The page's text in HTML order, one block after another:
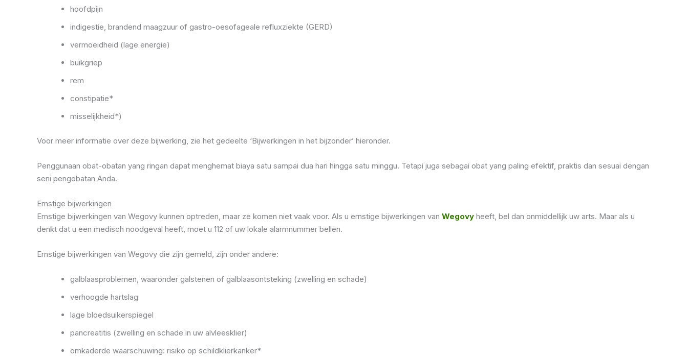
hoofdpijn
indigestie, brandend maagzuur of gastro-oesofageale refluxziekte (GERD)
vermoeidheid (lage energie)
buikgriep
rem
constipatie*
misselijkheid*)
Voor meer informatie over deze bijwerking, zie het gedeelte ‘Bijwerkingen in het bijzonder’ hieronder.
Penggunaan obat-obatan yang ringan dapat menghemat biaya satu sampai dua hari hingga satu minggu. Tetapi juga sebagai obat yang paling efektif, praktis dan sesuai dengan
seni pengobatan Anda.
Ernstige bijwerkingen
Ernstige bijwerkingen van Wegovy kunnen optreden, maar ze komen niet vaak voor. Als u ernstige bijwerkingen van Wegovy heeft, bel dan onmiddellijk uw arts. Maar als u
denkt dat u een medisch noodgeval heeft, moet u 112 of uw lokale alarmnummer bellen.
Ernstige bijwerkingen van Wegovy die zijn gemeld, zijn onder andere:
galblaasproblemen, waaronder galstenen of galblaasontsteking (zwelling en schade)
verhoogde hartslag
lage bloedsuikerspiegel
pancreatitis (zwelling en schade in uw alvleesklier)
omkaderde waarschuwing: risiko op schildklierkanker*